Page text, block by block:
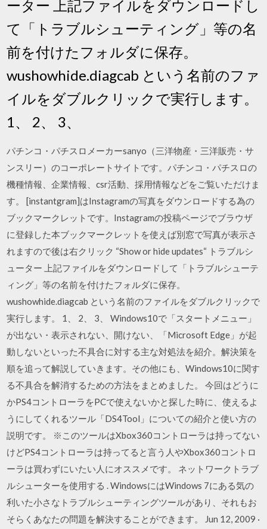
ーター 上記ファイルをダウンロードし
て「トラブルシューティング」等の名
前を付けたフォルダに保存。
wushowhide.diagcab という名前のファ
イルをダブルクリックで実行します。
1、 2、 3、
パチンコ・パチスロメーカーsanyo（三洋物産・三洋販売・サ
ンスリー）のコーポレートサイトです。パチンコ・パチスロの
機種情報、企業情報、csr活動、採用情報などをご覧いただけま
す。 [instantgram]はInstagramの写真をダウンロードする為の
ブックマークレットです。Instagramの投稿ページでブラウザ
に登録した本ブックマークレットを使えば別窓で写真が表示さ
れますので後は右クリック “Show or hide updates“ トラブルシ
ューター 上記ファイルをダウンロードして「トラブルシューテ
ィング」等の名前を付けたフォルダに保存。
wushowhide.diagcab という名前のファイルをダブルクリックで
実行します。 1、 2、 3、 Windows10で「スタートメニュー」
が出ない・表示されない、開けない、「Microsoft Edge」が起
動しないといった不具合に対する主な対処法を紹介。解決策を
順を追って解説していきます。その他にも、Windows10に関す
る不具合を解消するための方法をまとめました。 今回はどうに
かPS4コントローラをPCで使えないかと探した時に、使えるよ
うにしてくれるツール「DS4Tool」についての紹介と使い方の
説明です。 ※このツールはXbox360コントローラは持ってない
けどPS4コントローラは持ってると言う人やXbox360コントロ
ーラは買わずにいたい人にオススメです。 ネットワークトラブ
ルシューターを使用する . WindowsにはWindows 7にある気の
利いた小さなトラブルシューティングツールがあり、それもお
そらくあなたの問題を解決することができます。 Jun 12, 2009 ·